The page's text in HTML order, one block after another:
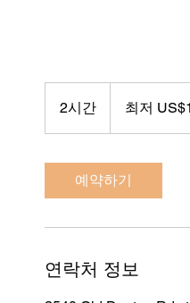
2시간2
시
130
국
러
최저
예약하기
연락처 정보